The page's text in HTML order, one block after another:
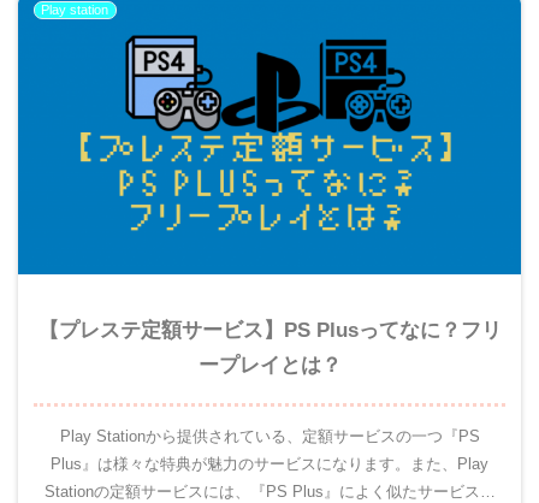
Play station
【プレステ定額サービス】PS Plusってなに？フリ
ープレイとは？
Play Stationから提供されている、定額サービスの一つ『PS
Plus』は様々な特典が魅力のサービスになります。また、Play
Stationの定額サービスには、『PS Plus』によく似たサービスの